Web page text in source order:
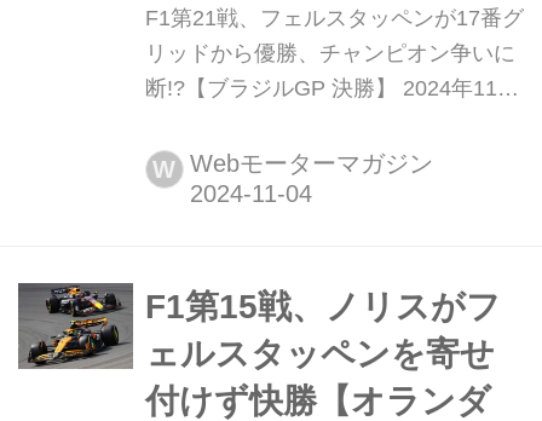
F1第21戦、フェルスタッペンが17番グ
リッドから優勝、チャンピオン争いに
断!?【ブラジルGP 決勝】 2024年11月
ブラジルGP決勝がサンパウロ郊外イ
ンテルラゴスのアウトドローモ・ホ
ペンが優勝、2位にはエステバン・オ
コン、3位にもピエール・ガスリーが
入り、アルピーヌ勢が...
W Webモーターマガジン
F1第15戦、ノリスがフ
ェルスタッペンを寄せ
付けず快勝【オランダ